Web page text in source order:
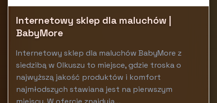
Internetowy sklep dla maluchów |
BabyMore
Internetowy sklep dla maluchów BabyMore z
siedzibą w Olkuszu to miejsce, gdzie troska o
najwyższą jakość produktów i komfort
najmłodszych stawiana jest na pierwszym